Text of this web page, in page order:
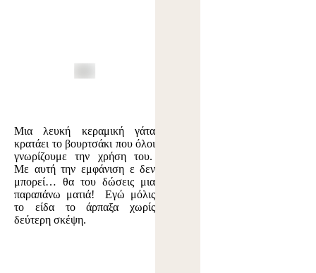
Μια λευκή κεραμική γάτα
κρατάει το βουρτσάκι που όλοι
γνωρίζουμε την χρήση του.
Με αυτή την εμφάνιση ε δεν
μπορεί… θα του δώσεις μια
παραπάνω ματιά! Εγώ μόλις
το είδα το άρπαξα χωρίς
δεύτερη σκέψη.